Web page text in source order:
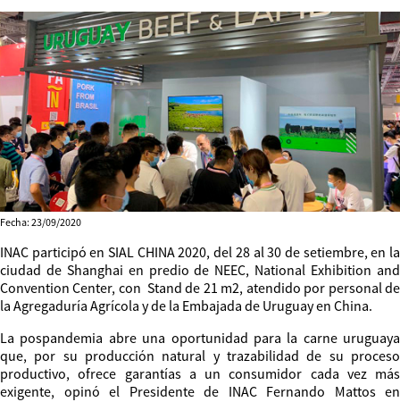
Fecha: 23/09/2020
INAC participó en SIAL CHINA 2020, del 28 al 30 de setiembre, en la
ciudad de Shanghai en predio de NEEC, National Exhibition and
Convention Center, con Stand de 21 m2, atendido por personal de
la Agregaduría Agrícola y de la Embajada de Uruguay en China.
La pospandemia abre una oportunidad para la carne uruguaya
que, por su producción natural y trazabilidad de su proceso
productivo, ofrece garantías a un consumidor cada vez más
exigente, opinó el Presidente de INAC Fernando Mattos en